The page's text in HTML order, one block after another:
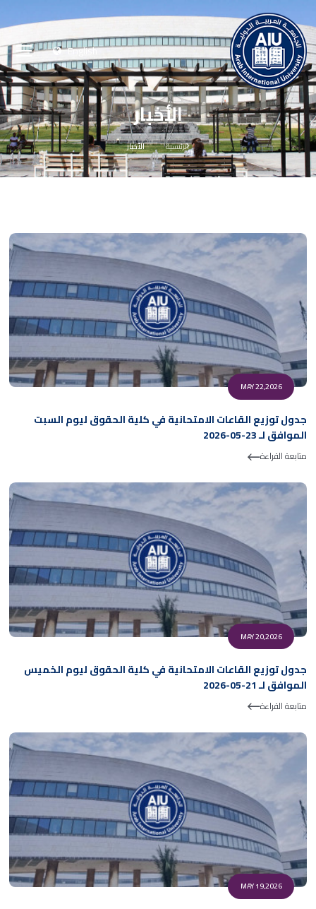
English
الأخبار
الرئيسية الأخبار
MAY 22,2026
جدول توزيع القاعات الامتحانية في كلية الحقوق ليوم السبت
الموافق لـ 23-05-2026
متابعة القراءة
MAY 20,2026
جدول توزيع القاعات الامتحانية في كلية الحقوق ليوم الخميس
الموافق لـ 21-05-2026
متابعة القراءة
MAY 19,2026